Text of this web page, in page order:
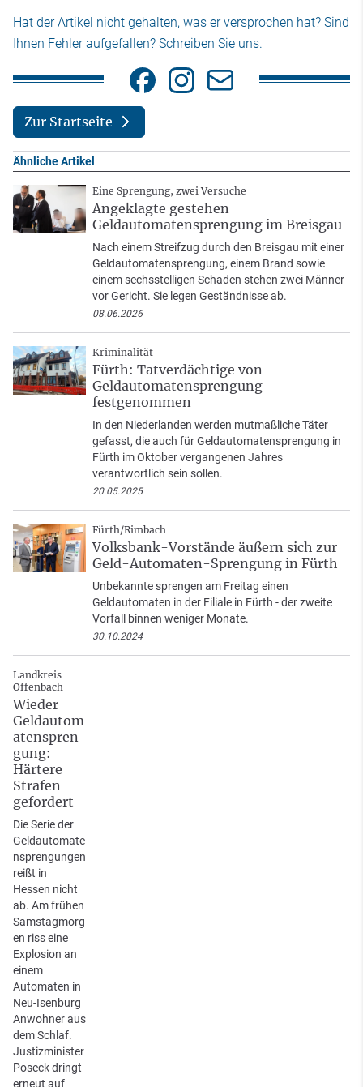
Hat der Artikel nicht gehalten, was er versprochen hat? Sind
Ihnen Fehler aufgefallen? Schreiben Sie uns.
Zur Startseite
Ähnliche Artikel
Eine Sprengung, zwei Versuche
Angeklagte gestehen
Geldautomatensprengung im Breisgau
Nach einem Streifzug durch den Breisgau mit einer
Geldautomatensprengung, einem Brand sowie
einem sechsstelligen Schaden stehen zwei Männer
vor Gericht. Sie legen Geständnisse ab.
08.06.2026
Kriminalität
Fürth: Tatverdächtige von
Geldautomatensprengung
festgenommen
In den Niederlanden werden mutmaßliche Täter
gefasst, die auch für Geldautomatensprengung in
Fürth im Oktober vergangenen Jahres
verantwortlich sein sollen.
20.05.2025
Fürth/Rimbach
Volksbank-Vorstände äußern sich zur
Geld-Automaten-Sprengung in Fürth
Unbekannte sprengen am Freitag einen
Geldautomaten in der Filiale in Fürth - der zweite
Vorfall binnen weniger Monate.
30.10.2024
Landkreis
Offenbach
Wieder
Geldautom
atenspren
gung:
Härtere
Strafen
gefordert
Die Serie der
Geldautomate
nsprengungen
reißt in
Hessen nicht
ab. Am frühen
Samstagmorg
en riss eine
Explosion an
einem
Automaten in
Neu-Isenburg
Anwohner aus
dem Schlaf.
Justizminister
Poseck dringt
erneut auf